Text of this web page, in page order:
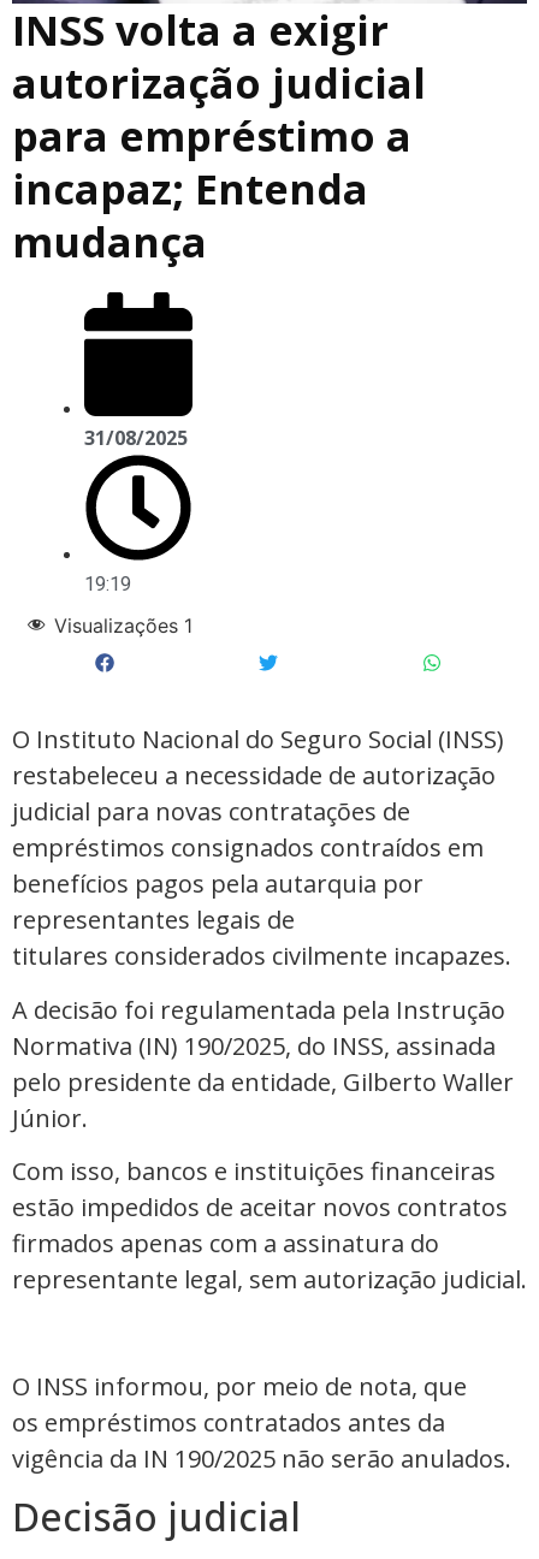
INSS volta a exigir
autorização judicial
para empréstimo a
incapaz; Entenda
mudança
31/08/2025
19:19
Visualizações 1
O Instituto Nacional do Seguro Social (INSS)
restabeleceu a necessidade de autorização
judicial para novas contratações de
empréstimos consignados contraídos em
benefícios pagos pela autarquia por
representantes legais de
titulares considerados civilmente incapazes.
A decisão foi regulamentada pela Instrução
Normativa (IN) 190/2025, do INSS, assinada
pelo presidente da entidade, Gilberto Waller
Júnior.
Com isso, bancos e instituições financeiras
estão impedidos de aceitar novos contratos
firmados apenas com a assinatura do
representante legal, sem autorização judicial.
O INSS informou, por meio de nota, que
os empréstimos contratados antes da
vigência da IN 190/2025 não serão anulados.
Decisão judicial